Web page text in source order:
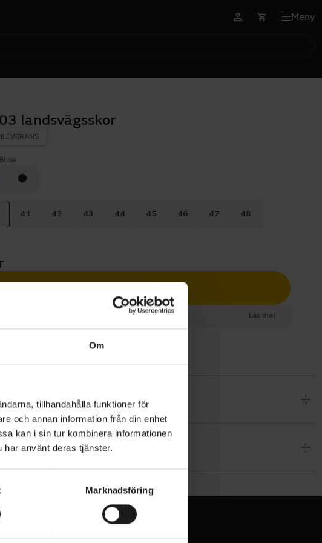
Om
tillhandahålla funktioner för
och annan information från din enhet
kan i sin tur kombinera informationen
har använt deras tjänster.
Marknadsföring
Meny
landsvägsskor
Blue
41 42 43 44 45 46 47 48
Läs mer
hög komfort, rena
passform och
och säker